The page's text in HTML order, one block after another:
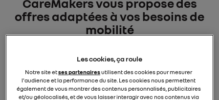
CareMakers vous propose des
offres adaptées à vos besoins de
mobilité
Vérifiez vos capacités de remboursement
avant de vous engager.
Les cookies, ça roule
Notre site etses partenairesutilisent des cookies pour mesurer
l'audience et la performance du site. Les cookies nous permettent
également de vous montrer des contenus personnalisés, publicitaires
et/ou géolocalisés, et de vous laisser interagir avec nos contenus via